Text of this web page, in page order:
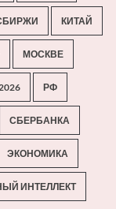
КИТАЙ
МОСКВЕ
РФ
СБЕРБАНКА
ЭКОНОМИКА
ИНТЕЛЛЕКТ